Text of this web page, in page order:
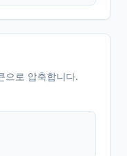
으로 압축합니다.